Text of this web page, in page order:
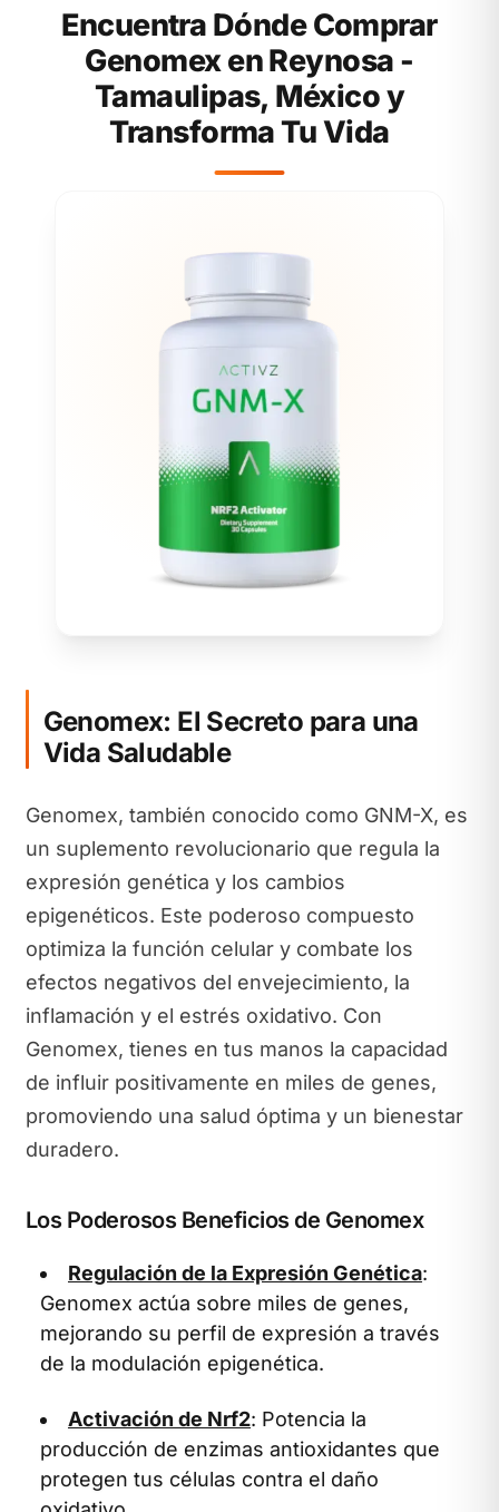
Encuentra Dónde Comprar
Genomex en Reynosa -
Tamaulipas, México y
Transforma Tu Vida
Genomex: El Secreto para una
Vida Saludable
Genomex, también conocido como GNM-X, es
un suplemento revolucionario que regula la
expresión genética y los cambios
epigenéticos. Este poderoso compuesto
optimiza la función celular y combate los
efectos negativos del envejecimiento, la
inflamación y el estrés oxidativo. Con
Genomex, tienes en tus manos la capacidad
de influir positivamente en miles de genes,
promoviendo una salud óptima y un bienestar
duradero.
Los Poderosos Beneficios de Genomex
Regulación de la Expresión Genética:
Genomex actúa sobre miles de genes,
mejorando su perfil de expresión a través
de la modulación epigenética.
Activación de Nrf2: Potencia la
producción de enzimas antioxidantes que
protegen tus células contra el daño